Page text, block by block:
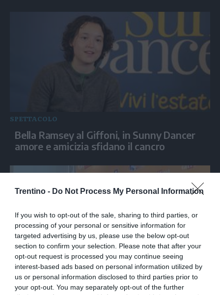
Trentino - Do Not Process My Personal Information
If you wish to opt-out of the sale, sharing to third parties, or
processing of your personal or sensitive information for
targeted advertising by us, please use the below opt-out
section to confirm your selection. Please note that after your
opt-out request is processed you may continue seeing
interest-based ads based on personal information utilized by
us or personal information disclosed to third parties prior to
your opt-out. You may separately opt-out of the further
SPETTACOLO
Bella Ramsey al Giffoni, in Sunny Dancer
amore e amicizia sfidano il cancro
SPETTACOLO
Maraini al Festival Giffoni: “La prigionia